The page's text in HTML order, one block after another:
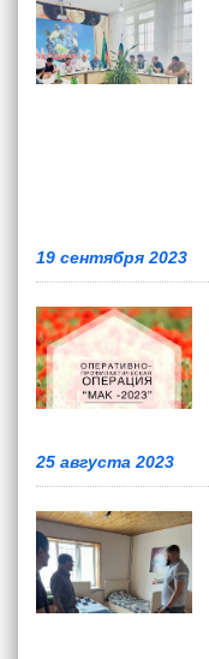
19 сентября 2023
25 августа 2023